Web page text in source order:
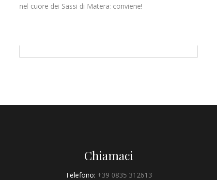
nel cuore dei Sassi di Matera: conviene!
Chiamaci
Telefono: +39 0835 312613